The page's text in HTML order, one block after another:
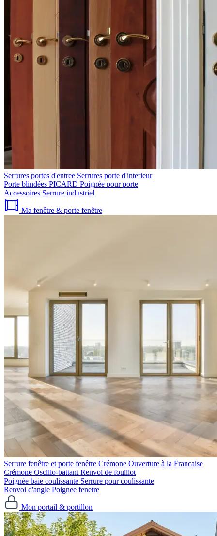
Serrures portes d'entree Serrures porte d'interieur
Porte blindées PICARD Poignée pour porte
Accessoires Serrure industriel
Ma fenêtre & porte fenêtre
Serrure fenêtre et porte fenêtre
Crémone Ouverture à la Francaise
Crémone Oscillo-battant Renvoi de fouillot
Poignée baie coulissante Serrure pour coulissante
Renvoi d'angle Poignee fenetre
Mon portail & portillon